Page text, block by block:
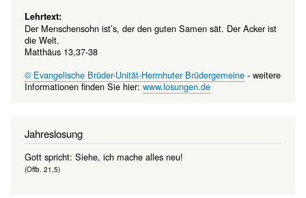
Lehrtext:
Der Menschensohn ist’s, der den guten Samen sät. Der Acker ist
die Welt.
Matthäus 13,37-38
© Evangelische Brüder-Unität-Herrnhuter Brüdergemeine - weitere
Informationen finden Sie hier:www.losungen.de
Jahreslosung
Gott spricht: Siehe, ich mache alles neu!
(Offb. 21,5)